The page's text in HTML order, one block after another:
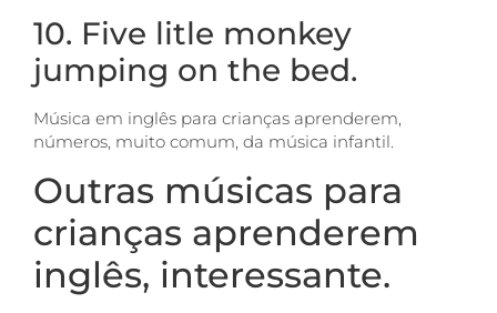
10. Five litle monkey
jumping on the bed.
Música em inglês para crianças aprenderem,
números, muito comum, da música infantil.
Outras músicas para
crianças aprenderem
inglês, interessante.